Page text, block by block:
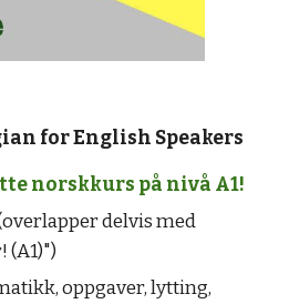
for English Speakers
norskkurs på nivå A1!
delvis med
(A1)")
oppgaver, lytting,